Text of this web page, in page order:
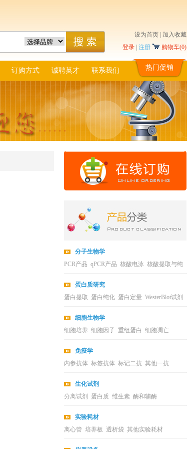
设为首页
加入收藏
登录 注册 购物车(0)
订购方式 诚聘英才 联系我们 热门促销
分子生物学
PCR产品 qPCR产品 核酸电泳 核酸提取与纯
蛋白质研究
蛋白提取 蛋白纯化 蛋白定量 WesterBlot试剂
细胞生物学
细胞培养 细胞因子 重组蛋白 细胞凋亡
免疫学
内参抗体 标签抗体 标记二抗 其他一抗
生化试剂
分离试剂
蛋白质 维生素 酶和辅酶
实验耗材
离心管 培养板 透析袋 其他实验耗材